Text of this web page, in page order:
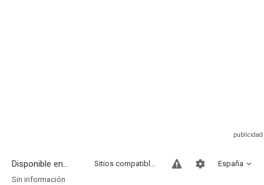
Disponible en... España
Sitios compatibles
Sin información